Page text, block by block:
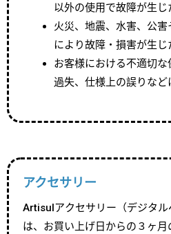
以外の使用で故障が生じ
火災、地震、水害、公
により故障・損害が生じ
お客様における不適切な
過失、仕様上の誤りなど
アクセサリー
Artisulアクセサリー（デジタル
は、お買い上げ日からの３ヶ